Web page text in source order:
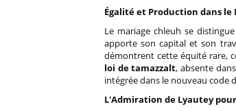
Égalité et Production dans le
Le mariage chleuh se
apporte son capital et son
démontrent cette équité rare,
loi de tamazzalt, absente
intégrée dans le nouveau code
L'Admiration de Lyautey